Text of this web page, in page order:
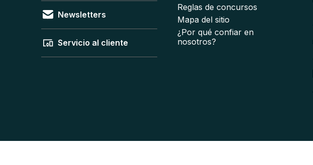
Newsletters
Servicio al cliente
Reglas de concursos
Mapa del sitio
¿Por qué confiar en
nosotros?